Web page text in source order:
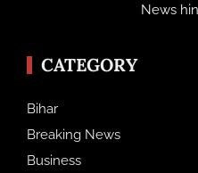
News
CATEGORY
Bihar
Breaking News
Business